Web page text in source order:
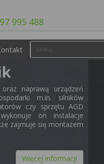
995 488
naprawą urządzeń
m.in. silników
czy sprzętu AGD
on instalacje
zajmuje się montażem
Więcej informacji